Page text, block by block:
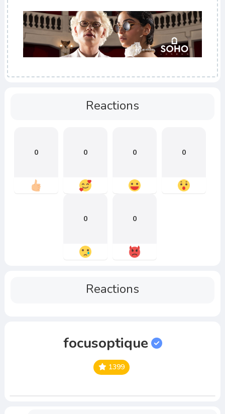
Reactions
0 0 0 0
0 0
Reactions
focusoptique
1399